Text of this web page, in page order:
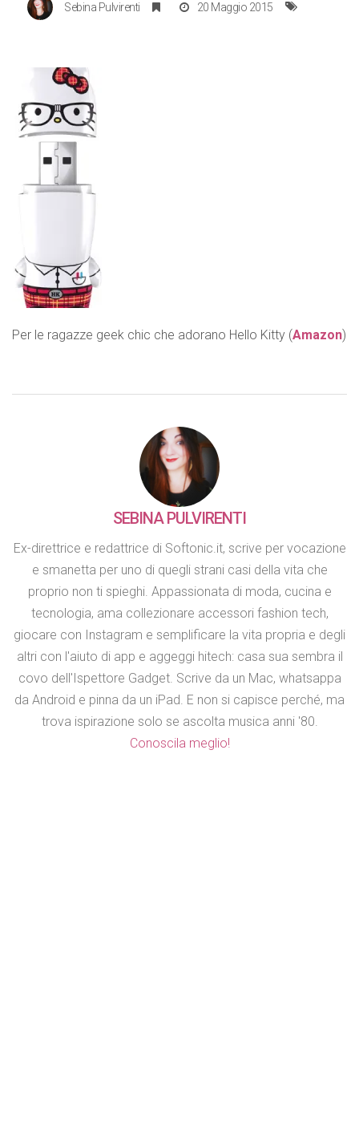
Sebina Pulvirenti 20 Maggio 2015
Per le ragazze geek chic che adorano Hello Kitty (Amazon)
SEBINA PULVIRENTI
Ex-direttrice e redattrice di Softonic.it, scrive per vocazione
e smanetta per uno di quegli strani casi della vita che
proprio non ti spieghi. Appassionata di moda, cucina e
tecnologia, ama collezionare accessori fashion tech,
giocare con Instagram e semplificare la vita propria e degli
altri con l'aiuto di app e aggeggi hitech: casa sua sembra il
covo dell'Ispettore Gadget. Scrive da un Mac, whatsappa
da Android e pinna da un iPad. E non si capisce perché, ma
trova ispirazione solo se ascolta musica anni '80.
Conoscila meglio!